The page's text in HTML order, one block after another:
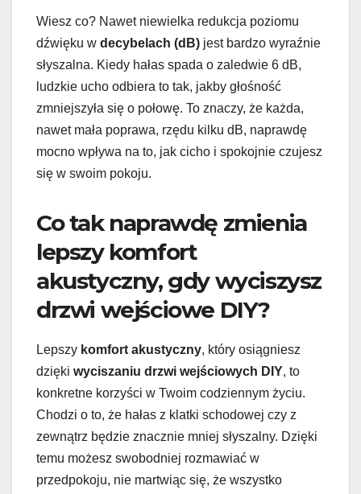
Wiesz co? Nawet niewielka redukcja poziomu
dźwięku w decybelach (dB) jest bardzo wyraźnie
słyszalna. Kiedy hałas spada o zaledwie 6 dB,
ludzkie ucho odbiera to tak, jakby głośność
zmniejszyła się o połowę. To znaczy, że każda,
nawet mała poprawa, rzędu kilku dB, naprawdę
mocno wpływa na to, jak cicho i spokojnie czujesz
się w swoim pokoju.
Co tak naprawdę zmienia
lepszy komfort
akustyczny, gdy wyciszysz
drzwi wejściowe DIY?
Lepszy komfort akustyczny, który osiągniesz
dzięki wyciszaniu drzwi wejściowych DIY, to
konkretne korzyści w Twoim codziennym życiu.
Chodzi o to, że hałas z klatki schodowej czy z
zewnątrz będzie znacznie mniej słyszalny. Dzięki
temu możesz swobodniej rozmawiać w
przedpokoju, nie martwiąc się, że wszystko